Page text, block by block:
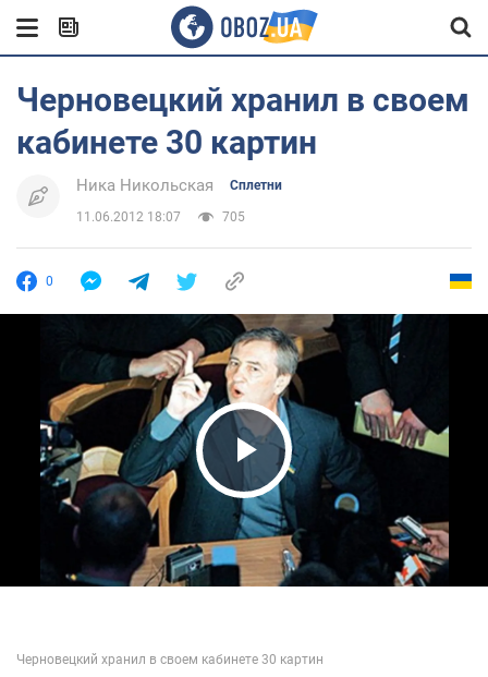
Черновецкий хранил в своем
кабинете 30 картин
Ника Никольская Сплетни
11.06.2012 18:07 705
0
Play Video